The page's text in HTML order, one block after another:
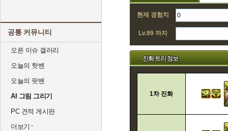
공통 커뮤니티
오픈 이슈 갤러리
오늘의 핫벤
오늘의 팟벤
AI 그림 그리기
PC 견적 게시판
더보기
현재 경험치
Lv.99 까지
진화 트리 정보
1차 진화